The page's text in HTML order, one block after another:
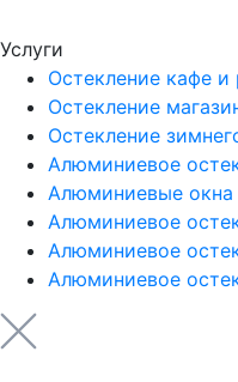
Услуги
Остекление кафе и
Остекление
Остекление
Алюминиевое
Алюминиевые окна
Алюминиевое
Алюминиевое
Алюминиевое